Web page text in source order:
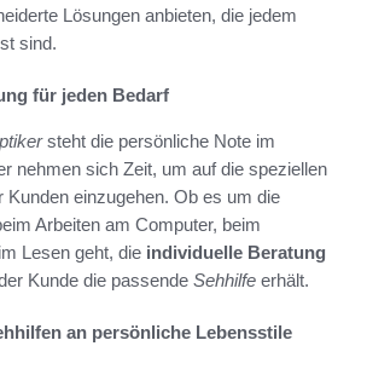
Lösungen anbieten, die jedem
sind.
für jeden Bedarf
steht die persönliche Note im
nehmen sich Zeit, um auf die speziellen
Kunden einzugehen. Ob es um die
Arbeiten am Computer, beim
Lesen geht, die individuelle Beratung
Kunde die passende Sehhilfe erhält.
an persönliche Lebensstile